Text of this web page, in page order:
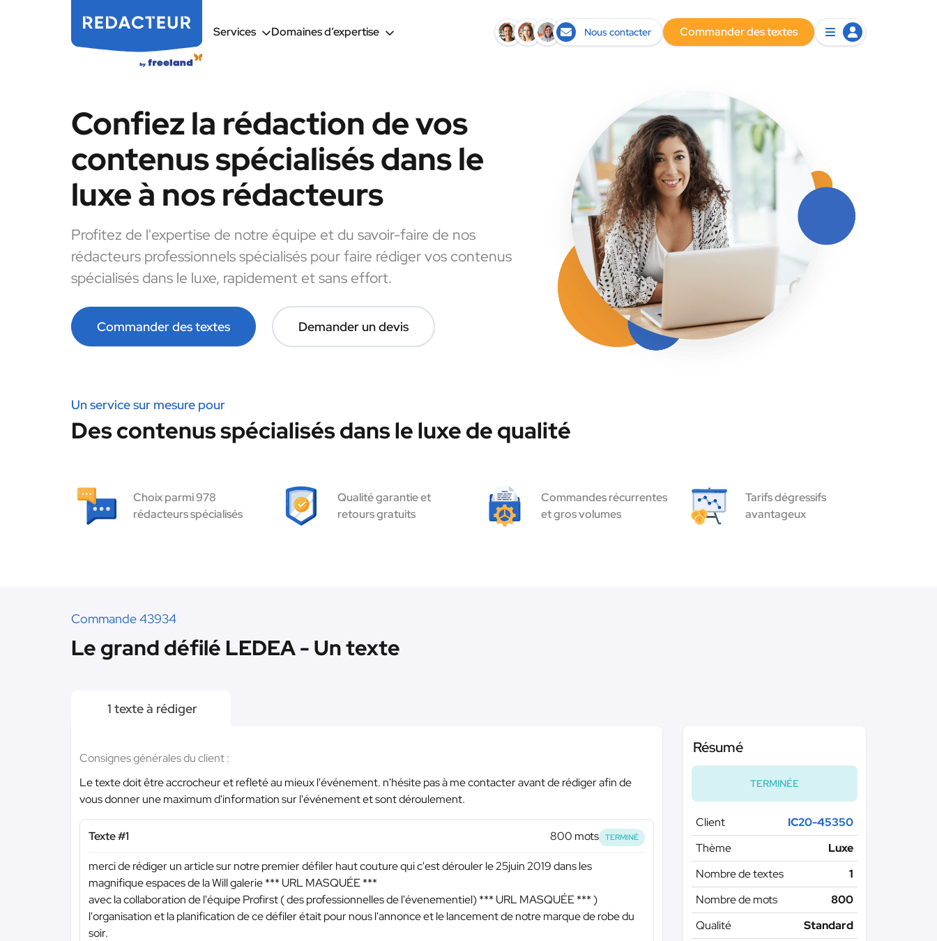
Services Domaines d’expertise Nous contacter Commander des textes
Confiez la rédaction de vos
contenus spécialisés dans le
luxe à nos rédacteurs
Profitez de l'expertise de notre équipe et du savoir-faire de nos
rédacteurs professionnels spécialisés pour faire rédiger vos contenus
spécialisés dans le luxe, rapidement et sans effort.
Commander des textes Demander un devis
Un service sur mesure pour
Des contenus spécialisés dans le luxe de qualité
Choix parmi 978
rédacteurs spécialisés
Qualité garantie et
retours gratuits
Commandes récurrentes
et gros volumes
Tarifs dégressifs
avantageux
Commande 43934
Le grand défilé LEDEA - Un texte
1 texte à rédiger
Consignes générales du client :
Le texte doit être accrocheur et refleté au mieux l'événement. n'hésite pas à me contacter avant de rédiger afin de
vous donner une maximum d'information sur l'événement et sont déroulement.
Texte #1 800 mots TERMINÉ
merci de rédiger un article sur notre premier défiler haut couture qui c'est dérouler le 25juin 2019 dans les
magnifique espaces de la Will galerie*** URL MASQUÉE ***
avec la collaboration de l'équipe Profirst ( des professionnelles de l'évenementiel)*** URL MASQUÉE ***)
l'organisation et la planification de ce défiler était pour nous l'annonce et le lancement de notre marque de robe du
soir.
Résumé
TERMINÉE
Client
IC20-45350
Thème
Luxe
Nombre de textes
1
Nombre de mots
800
Qualité
Standard